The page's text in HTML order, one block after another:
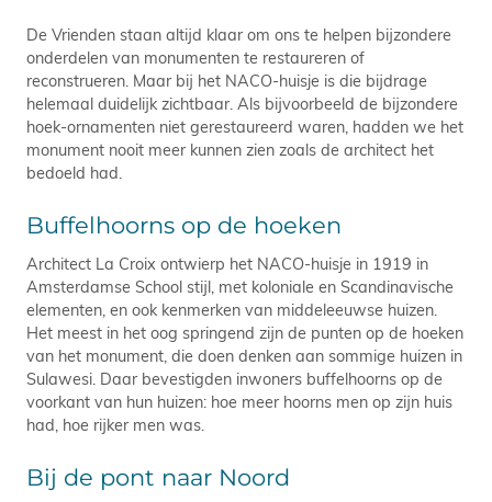
De Vrienden staan altijd klaar om ons te helpen bijzondere
onderdelen van monumenten te restaureren of
reconstrueren. Maar bij het NACO-huisje is die bijdrage
helemaal duidelijk zichtbaar. Als bijvoorbeeld de bijzondere
hoek-ornamenten niet gerestaureerd waren, hadden we het
monument nooit meer kunnen zien zoals de architect het
bedoeld had.
Buffelhoorns op de hoeken
Architect La Croix ontwierp het NACO-huisje in 1919 in
Amsterdamse School stijl, met koloniale en Scandinavische
elementen, en ook kenmerken van middeleeuwse huizen.
Het meest in het oog springend zijn de punten op de hoeken
van het monument, die doen denken aan sommige huizen in
Sulawesi. Daar bevestigden inwoners buffelhoorns op de
voorkant van hun huizen: hoe meer hoorns men op zijn huis
had, hoe rijker men was.
Bij de pont naar Noord